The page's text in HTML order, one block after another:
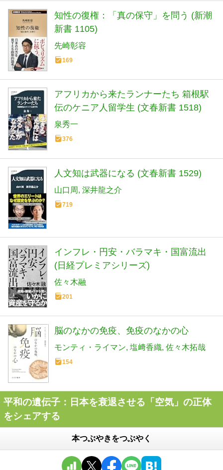
知性の復権：「真の保守」を問う (新潮
新書 1105)
先崎彰容
169
アフリカから来たランナーたち 箱根駅
伝のケニア人留学生 (文春新書 1518)
泉秀一
376
人文知は武器になる (文春新書 1529)
山口周 深井龍之介
719
インフレ・円安・バラマキ・国富流出
(日経プレミアシリーズ)
佐々木融
201
脳のなかの免疫、免疫のなかの心
モンティ・ライマン 塩﨑香織 佐々木拓哉
154
平和の遺伝子：日本を衰退させる「空気」の正体
をシェアする
本つぶやきをつぶやく